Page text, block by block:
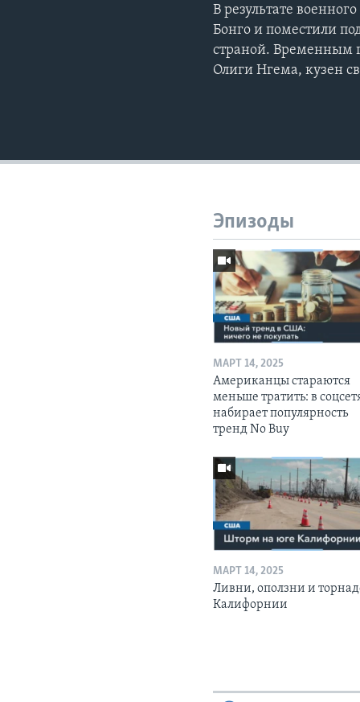
В результате
Бонго и поместили
страной. Временным
Олиги Нгема, кузен
Эпизоды
МАРТ 14, 2025
Американцы стараются
меньше тратить: в
набирает популярность
тренд No Buy
МАРТ 14, 2025
Ливни, оползни и
Калифорнии